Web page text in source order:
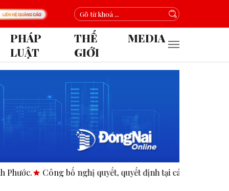
PHÁP
LUẬT
THẾ
GIỚI
MEDIA
Công bố nghị quyết, quyết định tại các xã, phường.